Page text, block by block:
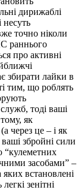
дирижаблі
несуть
точно ніколи
раннього
про активні
збирати лайки в
тим, що роблять
тоді ваші
як
через це – і як
збройні сили
“кулеметних
засобами” –
встановлені
зенітні